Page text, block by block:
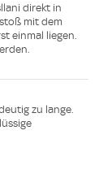
direkt in
mit dem
einmal liegen.
zu lange.